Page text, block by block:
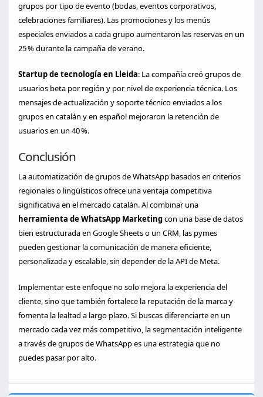
grupos por tipo de evento (bodas, eventos corporativos,
celebraciones familiares). Las promociones y los menús
especiales enviados a cada grupo aumentaron las reservas en un
25 % durante la campaña de verano.
Startup de tecnología en Lleida: La compañía creó grupos de
usuarios beta por región y por nivel de experiencia técnica. Los
mensajes de actualización y soporte técnico enviados a los
grupos en catalán y en español mejoraron la retención de
usuarios en un 40 %.
Conclusión
La automatización de grupos de WhatsApp basados en criterios
regionales o lingüísticos ofrece una ventaja competitiva
significativa en el mercado catalán. Al combinar una
herramienta de WhatsApp Marketingcon una base de datos
bien estructurada en Google Sheets o un CRM, las pymes
pueden gestionar la comunicación de manera eficiente,
personalizada y escalable, sin depender de la API de Meta.
Implementar este enfoque no solo mejora la experiencia del
cliente, sino que también fortalece la reputación de la marca y
fomenta la lealtad a largo plazo. Si buscas diferenciarte en un
mercado cada vez más competitivo, la segmentación inteligente
a través de grupos de WhatsApp es una estrategia que no
puedes pasar por alto.